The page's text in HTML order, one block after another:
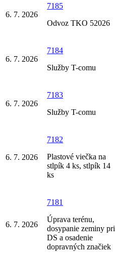
6. 7. 2026
7185
Odvoz TKO 52026
6. 7. 2026
7184
Služby T-comu
6. 7. 2026
7183
Služby T-comu
6. 7. 2026
7182
Plastové viečka na
stlpík 4 ks, stlpík 14
ks
6. 7. 2026
7181
Úprava terénu,
dosypanie zeminy pri
DS a osadenie
dopravných značiek